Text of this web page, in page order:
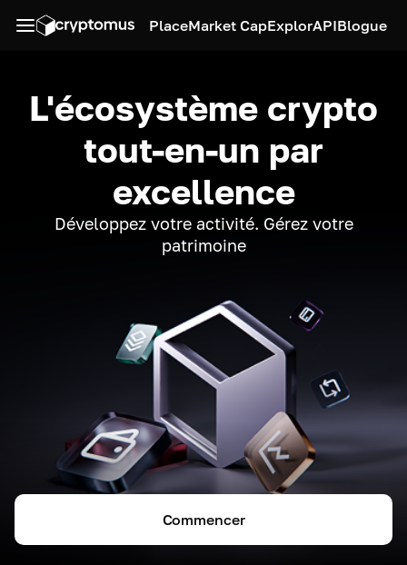
PlaceMarket CapExplorAPIBlogue
L'écosystème crypto
tout-en-un par
excellence
Développez votre activité. Gérez votre
patrimoine
Commencer